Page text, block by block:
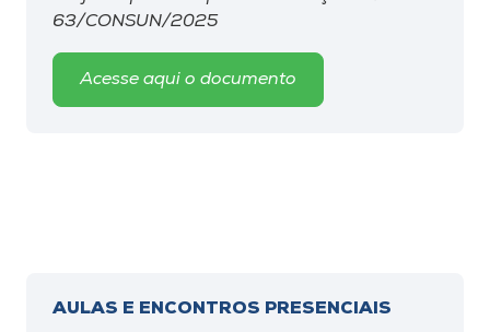
63/CONSUN/2025
Acesse aqui o documento
AULAS E ENCONTROS PRESENCIAIS